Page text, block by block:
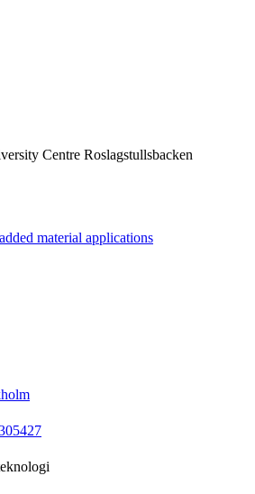
Centre Roslagstullsbacken
material applications